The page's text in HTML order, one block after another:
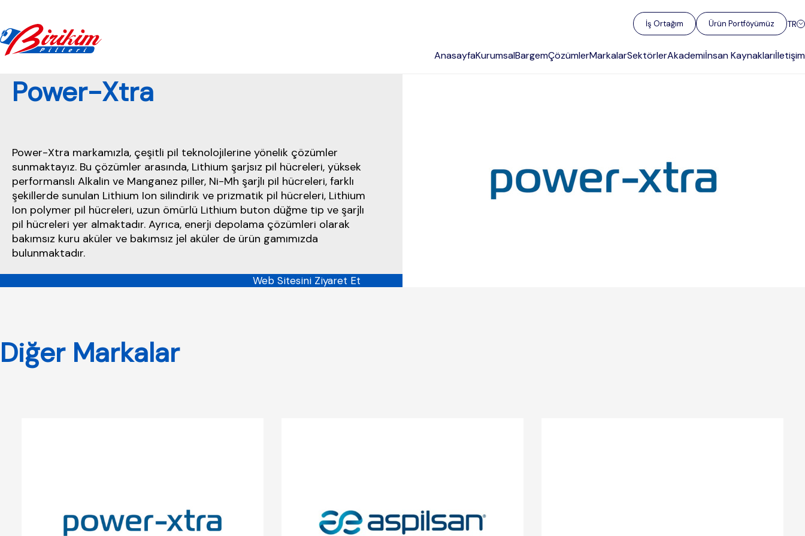
İş Ortağım Ürün Portföyümüz TR
AnasayfaKurumsalBargemÇözümlerMarkalarSektörlerAkademiİnsan Kaynaklarıİletişim
Power-Xtra
Power-Xtra markamızla, çeşitli pil teknolojilerine yönelik çözümler
sunmaktayız. Bu çözümler arasında, Lithium şarjsız pil hücreleri, yüksek
performanslı Alkalin ve Manganez piller, Ni-Mh şarjlı pil hücreleri, farklı
şekillerde sunulan Lithium Ion silindirik ve prizmatik pil hücreleri, Lithium
Ion polymer pil hücreleri, uzun ömürlü Lithium buton düğme tip ve şarjlı
pil hücreleri yer almaktadır. Ayrıca, enerji depolama çözümleri olarak
bakımsız kuru aküler ve bakımsız jel aküler de ürün gamımızda
bulunmaktadır.
Web Sitesini Ziyaret Et
Diğer Markalar